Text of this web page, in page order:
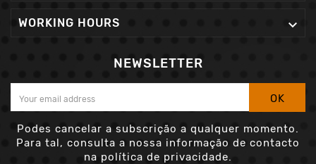
WORKING HOURS 
NEWSLETTER
OK
Podes cancelar a subscrição a qualquer momento.
Para tal, consulta a nossa informação de contacto
na política de privacidade.